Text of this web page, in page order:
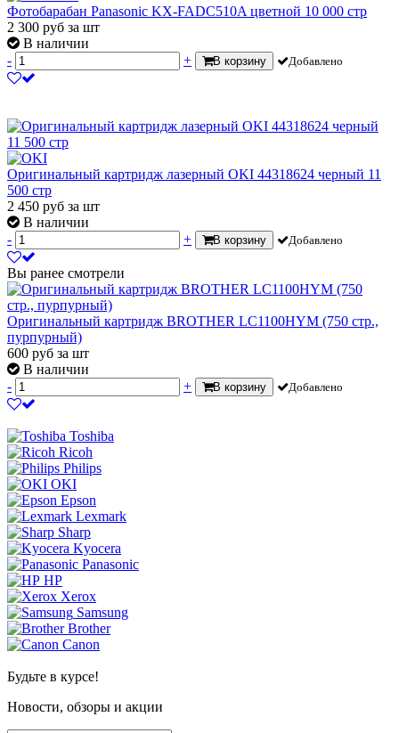
Фотобарабан Panasonic KX-FADC510A цветной 10 000 стр
2 300 руб за шт
В наличии
-
+ В корзину Добавлено
Оригинальный картридж лазерный OKI 44318624 черный 11
500 стр
2 450 руб за шт
В наличии
-
+ В корзину Добавлено
Вы ранее смотрели
Оригинальный картридж BROTHER LC1100HYM (750 стр.,
пурпурный)
600 руб за шт
В наличии
-
+ В корзину Добавлено
Toshiba
Ricoh
Philips
OKI
Epson
Lexmark
Sharp
Kyocera
Panasonic
HP
Xerox
Samsung
Brother
Canon
Будьте в курсе!
Новости, обзоры и акции